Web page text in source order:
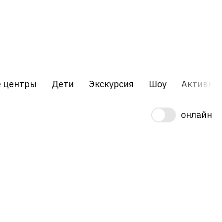
центры Дети Экскурсия Шоу
онлайн